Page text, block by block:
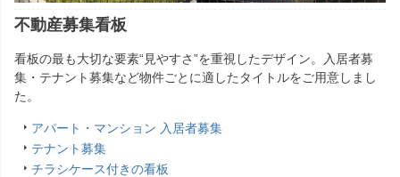
不動産募集看板
看板の最も大切な要素“見やすさ”を重視したデザイン。入居者募
集・テナント募集など物件ごとに適したタイトルをご用意しまし
た。
アパート・マンション 入居者募集
テナント募集
チラシケース付きの看板